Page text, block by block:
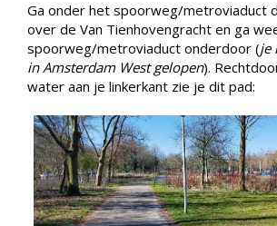
Ga onder het spoorweg/metroviaduct
over de Van Tienhovengracht en ga
spoorweg/metroviaduct onderdoor (je
in Amsterdam West gelopen).
water aan je linkerkant zie je dit pad: